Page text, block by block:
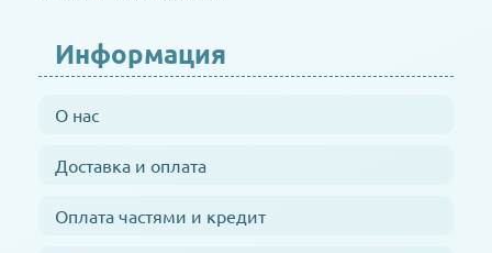
Информация
О нас
Доставка и оплата
Оплата частями и кредит